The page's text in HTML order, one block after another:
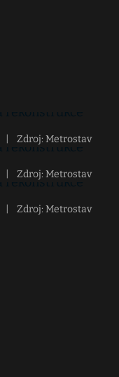
Zdroj: Metrostav
Zdroj: Metrostav
Zdroj: Metrostav